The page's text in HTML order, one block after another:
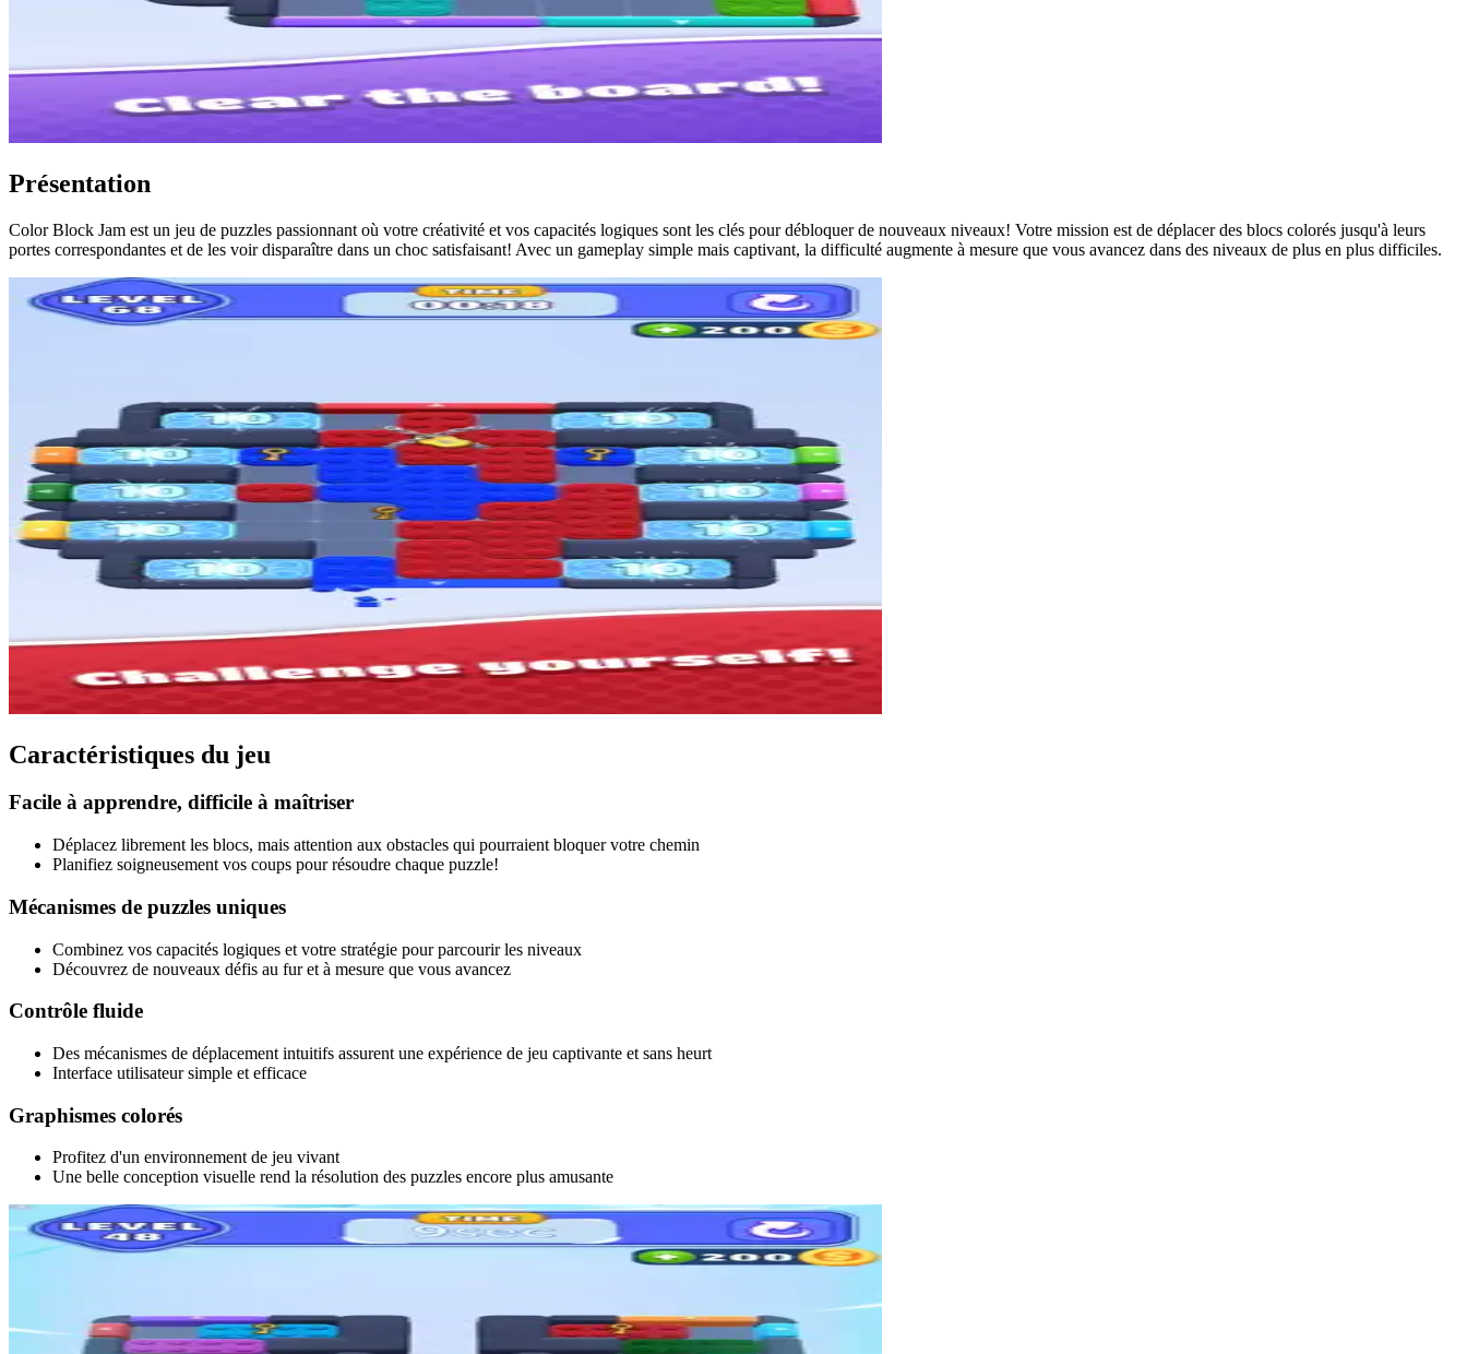
Présentation
Color Block Jam est un jeu de puzzles passionnant où votre créativité et vos capacités logiques sont les clés pour débloquer de nouveaux niveaux! Votre mission est de déplacer des blocs colorés jusqu'à leurs
portes correspondantes et de les voir disparaître dans un choc satisfaisant! Avec un gameplay simple mais captivant, la difficulté augmente à mesure que vous avancez dans des niveaux de plus en plus difficiles.
Caractéristiques du jeu
Facile à apprendre, difficile à maîtriser
Déplacez librement les blocs, mais attention aux obstacles qui pourraient bloquer votre chemin
Planifiez soigneusement vos coups pour résoudre chaque puzzle!
Mécanismes de puzzles uniques
Combinez vos capacités logiques et votre stratégie pour parcourir les niveaux
Découvrez de nouveaux défis au fur et à mesure que vous avancez
Contrôle fluide
Des mécanismes de déplacement intuitifs assurent une expérience de jeu captivante et sans heurt
Interface utilisateur simple et efficace
Graphismes colorés
Profitez d'un environnement de jeu vivant
Une belle conception visuelle rend la résolution des puzzles encore plus amusante